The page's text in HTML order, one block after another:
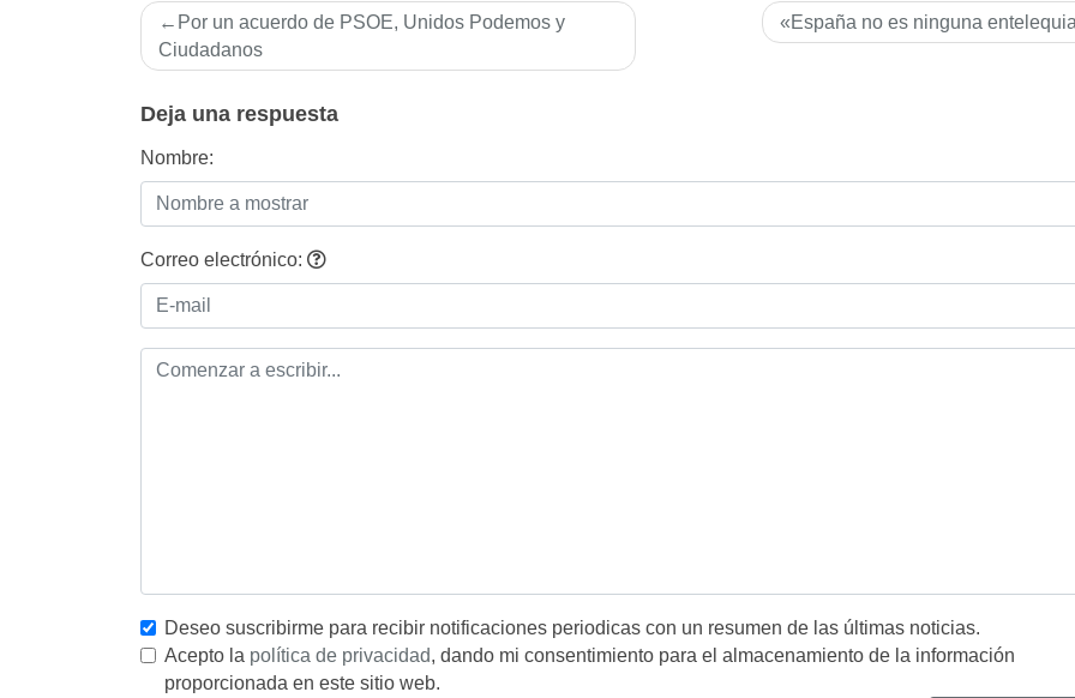
Navegación
de
Por un acuerdo de PSOE, Unidos Podemos y
Ciudadanos
«España no es ninguna
Deja una respuesta
Nombre:
Correo electrónico:
Deseo suscribirme para recibir notificaciones periodicas con un resumen de las últimas noticias.
Acepto la política de privacidad, dando mi consentimiento para el almacenamiento de la información
proporcionada en este sitio web.